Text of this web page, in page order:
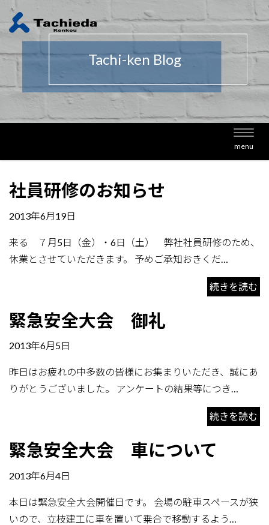
Tachi-ken Blog
menu
社員研修のお知らせ
2013年6月19日
来る ７月5日（金）・6日（土） 弊社社員研修のため、
休業とさせていただきます。 予めご承知おきくだ…
続きを読む
緊急安全大会 御礼
2013年6月5日
昨日はお疲れの中多数の皆様にお集まりいただき、誠にあ
りがとうございました。 アンケートの結果等につき…
続きを読む
緊急安全大会 車について
2013年6月4日
本日は緊急安全大会開催日です。 会場の駐車スペースが狭
いので、立枝建工に車を置いて乗合で移動するよう…